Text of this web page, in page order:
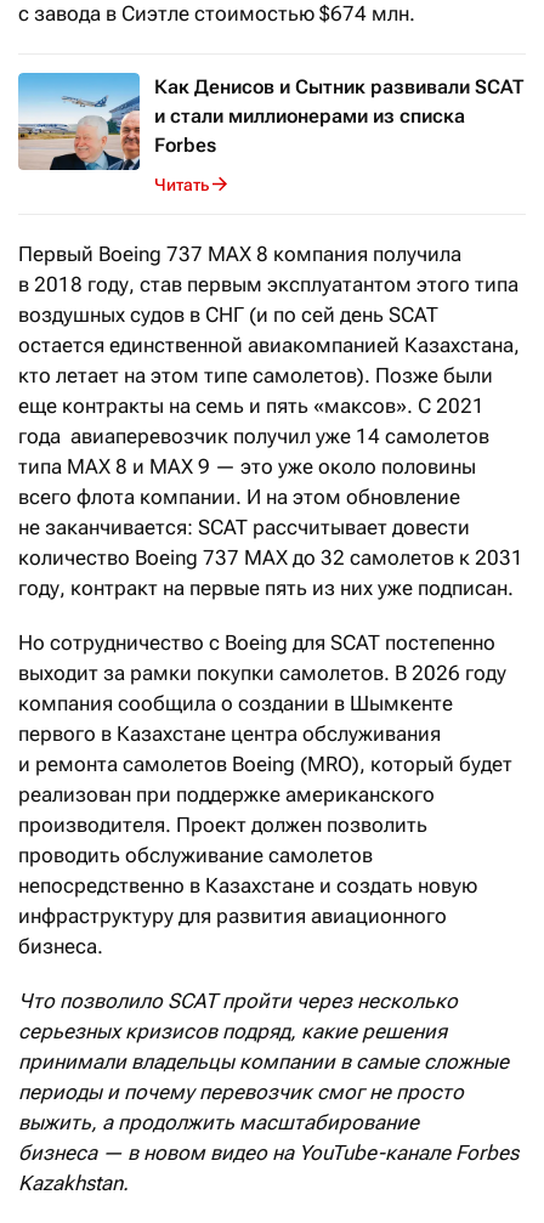
с завода в Сиэтле стоимостью $674 млн.
Как Денисов и Сытник развивали SCAT
и стали миллионерами из списка
Forbes
Читать
Первый Boeing 737 MAX 8 компания получила
в 2018 году, став первым эксплуатантом этого типа
воздушных судов в СНГ (и по сей день SCAT
остается единственной авиакомпанией Казахстана,
кто летает на этом типе самолетов). Позже были
еще контракты на семь и пять «максов». С 2021
года авиаперевозчик получил уже 14 самолетов
типа MAX 8 и MAX 9 — это уже около половины
всего флота компании. И на этом обновление
не заканчивается: SCAT рассчитывает довести
количество Boeing 737 MAX до 32 самолетов к 2031
году, контракт на первые пять из них уже подписан.
Но сотрудничество с Boeing для SCAT постепенно
выходит за рамки покупки самолетов. В 2026 году
компания сообщила о создании в Шымкенте
первого в Казахстане центра обслуживания
и ремонта самолетов Boeing (MRO), который будет
реализован при поддержке американского
производителя. Проект должен позволить
проводить обслуживание самолетов
непосредственно в Казахстане и создать новую
инфраструктуру для развития авиационного
бизнеса.
Что позволило SCAT пройти через несколько
серьезных кризисов подряд, какие решения
принимали владельцы компании в самые сложные
периоды и почему перевозчик смог не просто
выжить, а продолжить масштабирование
бизнеса — в новом видео на YouTube-канале Forbes
Kazakhstan.